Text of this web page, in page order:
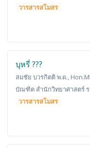
วารสารสโมสร
บุหรี่ ???
สมชัย บวรกิตติ พ.ด.,
บัณฑิต สำนักวิทยาศาสตร์
วารสารสโมสร